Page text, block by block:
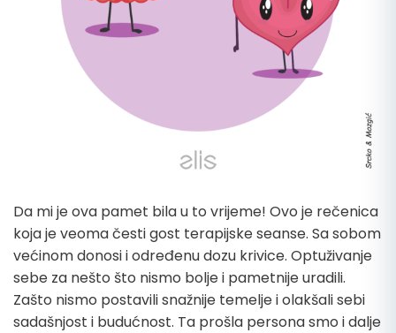
Da mi je ova pamet bila u to vrijeme! Ovo je rečenica
koja je veoma česti gost terapijske seanse. Sa sobom
većinom donosi i određenu dozu krivice. Optuživanje
sebe za nešto što nismo bolje i pametnije uradili.
Zašto nismo postavili snažnije temelje i olakšali sebi
sadašnjost i budućnost. Ta prošla persona smo i dalje